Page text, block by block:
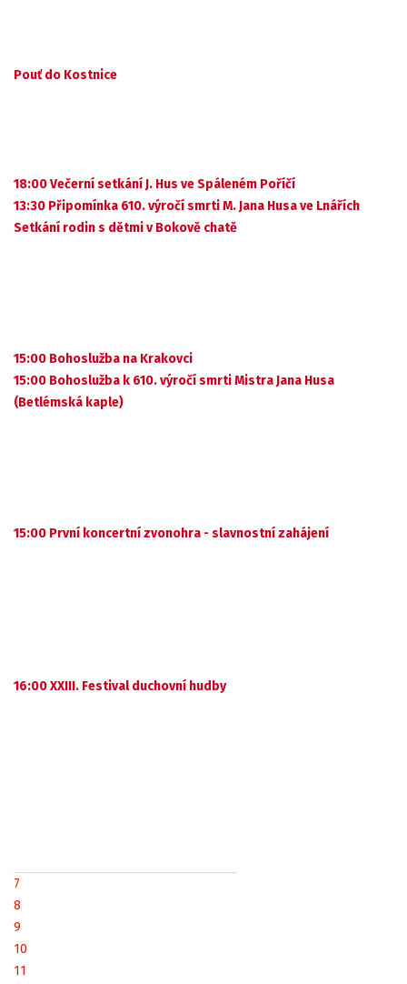
Pouť do Kostnice
18:00 Večerní setkání J. Hus ve Spáleném Poříčí
13:30 Připomínka 610. výročí smrti M. Jana Husa ve Lnářích
Setkání rodin s dětmi v Bokově chatě
15:00 Bohoslužba na Krakovci
15:00 Bohoslužba k 610. výročí smrti Mistra Jana Husa
(Betlémská kaple)
15:00 První koncertní zvonohra - slavnostní zahájení
16:00 XXIII. Festival duchovní hudby
7
8
9
10
11